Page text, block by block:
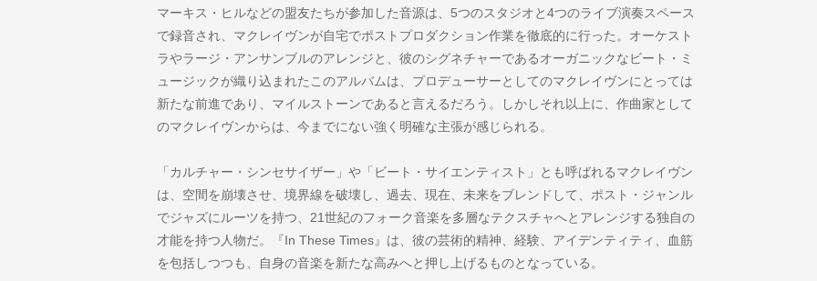
マーキス・ヒルなどの盟友たちが参加した音源は、5つのスタジオと4つのライブ演奏スペース
で録音され、マクレイヴンが自宅でポストプロダクション作業を徹底的に行った。オーケスト
ラやラージ・アンサンブルのアレンジと、彼のシグネチャーであるオーガニックなビート・ミ
ュージックが織り込まれたこのアルバムは、プロデューサーとしてのマクレイヴンにとっては
新たな前進であり、マイルストーンであると言えるだろう。しかしそれ以上に、作曲家として
のマクレイヴンからは、今までにない強く明確な主張が感じられる。
「カルチャー・シンセサイザー」や「ビート・サイエンティスト」とも呼ばれるマクレイヴン
は、空間を崩壊させ、境界線を破壊し、過去、現在、未来をブレンドして、ポスト・ジャンル
でジャズにルーツを持つ、21世紀のフォーク音楽を多層なテクスチャへとアレンジする独自の
才能を持つ人物だ。『In These Times』は、彼の芸術的精神、経験、アイデンティティ、血筋
を包括しつつも、自身の音楽を新たな高みへと押し上げるものとなっている。